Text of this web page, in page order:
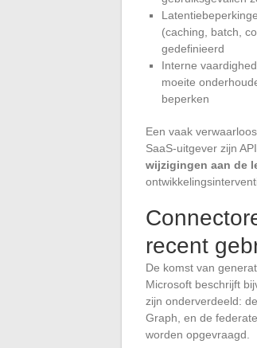
(caching, batch,
gedefinieerd
Interne
moeite
beperken
Een vaak
SaaS-uitgever zijn
wijzigingen aan de
recent
De komst van
Microsoft beschrijft
zijn onderverdeeld:
Graph, en de
worden opgevraagd.